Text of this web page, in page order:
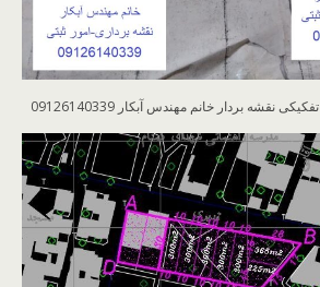
بردار خانم مهندس آبکار 09126140339